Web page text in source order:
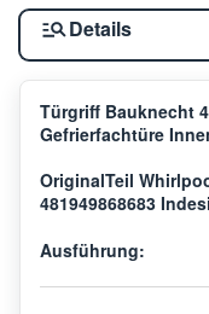
Details
Türgriff Bauknecht
Gefrierfachtüre
OriginalTeil
481949868683
Ausführung: